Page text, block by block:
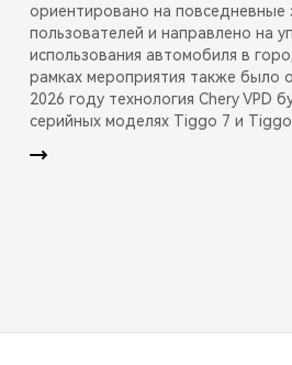
ориентировано на повседневные
пользователей и направлено на
использования автомобиля в
рамках мероприятия также было
2026 году технология Chery VPD
серийных моделях Tiggo 7 и Tiggo